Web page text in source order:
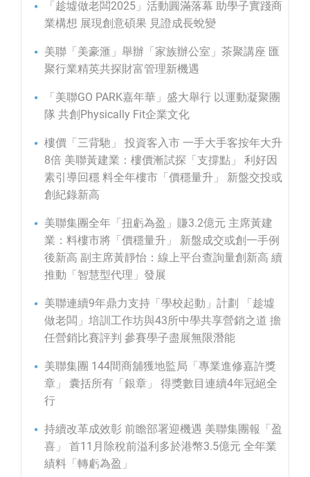
「趁墟做老闆2025」活動圓滿落幕 助學子實踐商
業構想 展現創意碩果 見證成長蛻變
美聯「美豪滙」舉辦「家族辦公室」茶聚講座 匯
聚行業精英共探財富管理新機遇
「美聯GO PARK嘉年華」盛大舉行 以運動凝聚團
隊 共創Physically Fit企業文化
樓價「三背馳」 投資客入市 一手大手客按年大升
8倍 美聯黃建業：樓價漸試探「支撐點」 利好因
素引導回穩 料全年樓市「價穩量升」 新盤交投或
創紀錄新高
美聯集團全年「扭虧為盈」賺3.2億元 主席黃建
業：料樓市將「價穩量升」 新盤成交或創一手例
後新高 副主席黃靜怡：線上平台查詢量創新高 續
推動「智慧型代理」發展
美聯連續9年鼎力支持「學校起動」計劃 「趁墟
做老闆」培訓工作坊與43所中學共享營銷之道 擔
任營銷比賽評判 參賽學子盡展無限潛能
美聯集團 144間商舖獲地監局「專業進修嘉許獎
章」 囊括所有「銀章」 得獎數目連續4年冠絕全
行
持續改革成效彰 前瞻部署迎機遇 美聯集團報「盈
喜」 首11月除稅前溢利多於港幣3.5億元 全年業
績料「轉虧為盈」